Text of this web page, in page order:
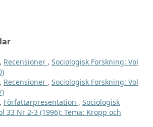
Recensioner , Sociologisk Forskning: Vol
Recensioner , Sociologisk Forskning: Vol
Författarpresentation , Sociologisk
33 Nr 2-3 (1996): Tema: Kropp och